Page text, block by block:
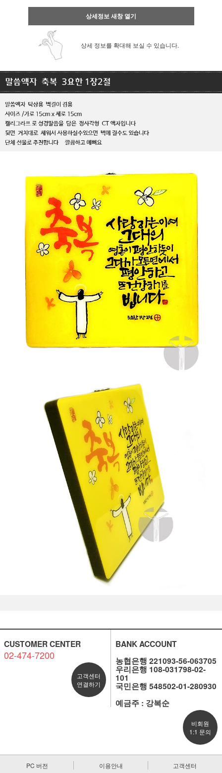
상세정보 새창 열기
상세 정보를 확대해 보실 수 있습니다.
CUSTOMER CENTER
02-474-7200
고객센터
연결하기
BANK ACCOUNT
농협은행 221093-56-063705
우리은행 108-031798-02-
101
국민은행 548502-01-280930
예금주 : 강복순
비회원
1:1 문의
PC 버전 이용안내 고객센터